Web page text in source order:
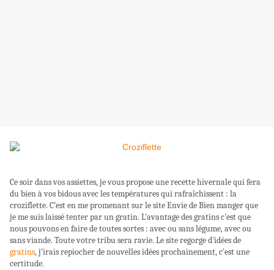
Ce soir dans vos assiettes, je vous propose une recette hivernale qui fera
du bien à vos bidous avec les températures qui rafraîchissent : la
croziflette. C’est en me promenant sur le site Envie de Bien manger que
je me suis laissé tenter par un gratin. L'avantage des gratins c'est que
nous pouvons en faire de toutes sortes : avec ou sans légume, avec ou
sans viande. Toute votre tribu sera ravie. Le site regorge d'idées de
gratins, j'irais repiocher de nouvelles idées prochainement, c'est une
certitude.